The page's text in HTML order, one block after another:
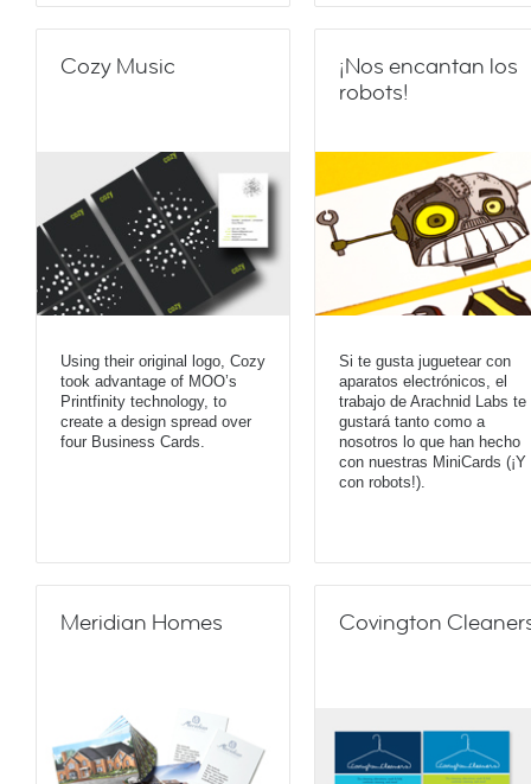
Cozy Music
Using their original logo, Cozy
took advantage of MOO’s
Printfinity technology, to
create a design spread over
four Business Cards.
¡Nos encantan los
robots!
Si te gusta juguetear con
aparatos electrónicos, el
trabajo de Arachnid Labs te
gustará tanto como a
nosotros lo que han hecho
con nuestras MiniCards (¡Y
con robots!).
Meridian Homes Covington